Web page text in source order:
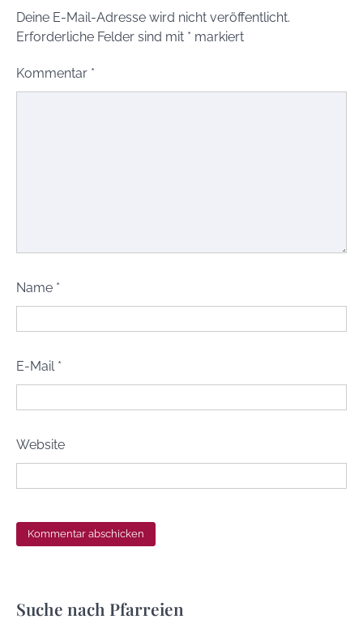
Deine E-Mail-Adresse wird nicht veröffentlicht.
Erforderliche Felder sind mit * markiert
Kommentar *
Name *
E-Mail *
Website
Suche nach Pfarreien